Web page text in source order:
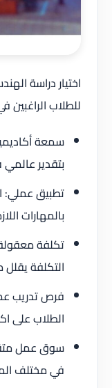
اختيار دراسة
للطلاب
سمعة
بتقدير
تطبيق عملي:
بالمهارات
تكلفة
التكلفة
فرص تدريب
الطلاب على
سوق عمل
في مختلف